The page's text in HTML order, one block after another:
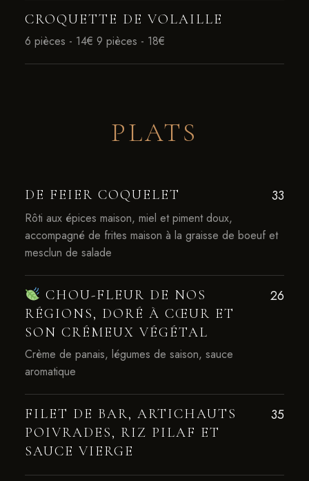
CROQUETTE DE VOLAILLE
6 pièces - 14€ 9 pièces - 18€
PLATS
DE FEIER COQUELET 33
Rôti aux épices maison, miel et piment doux,
accompagné de frites maison à la graisse de boeuf et
mesclun de salade
CHOU-FLEUR DE NOS
RÉGIONS, DORÉ À CŒUR ET
SON CRÉMEUX VÉGÉTAL
26
Crème de panais, légumes de saison, sauce
aromatique
FILET DE BAR, ARTICHAUTS
POIVRADES, RIZ PILAF ET
SAUCE VIERGE
35